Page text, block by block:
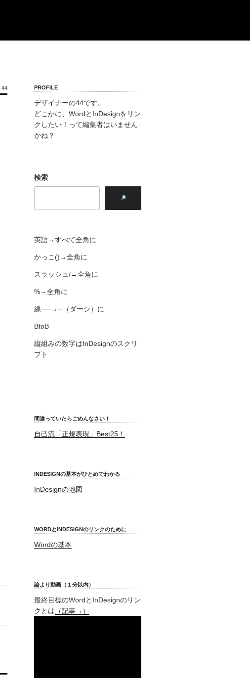
44 PROFILE
デザイナーの44です。
どこかに、WordとInDesignをリン
クしたい！って編集者はいません
かね？
検索
英語→すべて全角に
かっこ()→全角に
スラッシュ/→全角に
%→全角に
線──→─（ダーシ）に
BtoB
縦組みの数字はInDesignのスクリ
プト
間違っていたらごめんなさい！
自己流「正規表現」Best25！
INDESIGNの基本がひとめでわかる
InDesignの地図
WORDとINDESIGNのリンクのために
Wordの基本
論より動画（１分以内）
最終目標のWordとInDesignのリン
クとは （記事→）